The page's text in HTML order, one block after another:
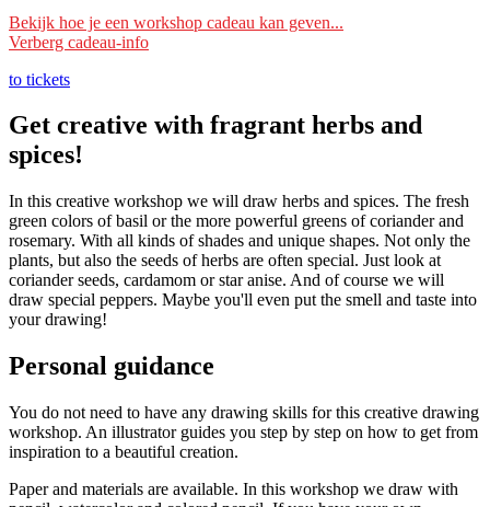
Ik wil deze workshop als cadeau geven
en vermeld bij ‘Opmerking’ voor wie het is. Wij reserveren dan een
Je kunt ook ‘datum nog te kiezen‘ erbij vermelden. Wij reserveren
dan nog geen plek, maar wachten tot de ontvanger zelf een datum
Lees s.v.p. ook deAlgemene voorwaarden, onder het kopje
‘Inschrijving als cadeau’.
Ik wil een zelf te kiezen workshop cadeau geven
Wil je dat de ontvanger zelf een workshop kan kiezen? Schrijf je
dan in met je eigen naam en mailadres bij een workshop die als prijs
Vermeld bij ‘Opmerking’ voor wie het is en ‘
Wij weten dan dat die persoon voor die waarde een workshop kan
kiezen (of meerdere zolang dat past binnen de waarde).
Lees s.v.p. ook de Algemene voorwaarden
, onder het kopje
‘Inschrijving als cadeau’.
Bekijk hoe je een workshop cadeau kan geven...
Verberg cadeau-info
to tickets
Get creative with fragrant herbs and
spices!
In this creative workshop we will draw herbs and spices. The fresh
green colors of basil or the more powerful greens of coriander and
rosemary. With all kinds of shades and unique shapes. Not only the
plants, but also the seeds of herbs are often special. Just look at
coriander seeds, cardamom or star anise. And of course we will
draw special peppers. Maybe you'll even put the smell and taste into
your drawing!
Personal guidance
You do not need to have any drawing skills for this creative drawing
workshop. An illustrator guides you step by step on how to get from
inspiration to a beautiful creation.
Paper and materials are available. In this workshop we draw with